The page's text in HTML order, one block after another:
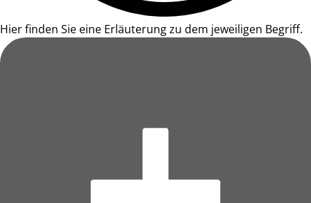
Hier finden Sie eine Erläuterung zu dem jeweiligen Begriff.